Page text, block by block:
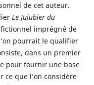
de cet auteur.
Le Jujubier du
fictionnel imprégné de
pourrait le qualifier
dans un premier
pour fournir une base
ce que l’on considère